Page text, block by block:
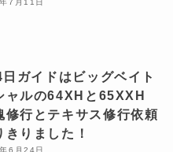
7月11日
ガイドはビッグベイト
ャルの64XHと65XXH
修行とテキサス修行依頼
きりました！
6月24日